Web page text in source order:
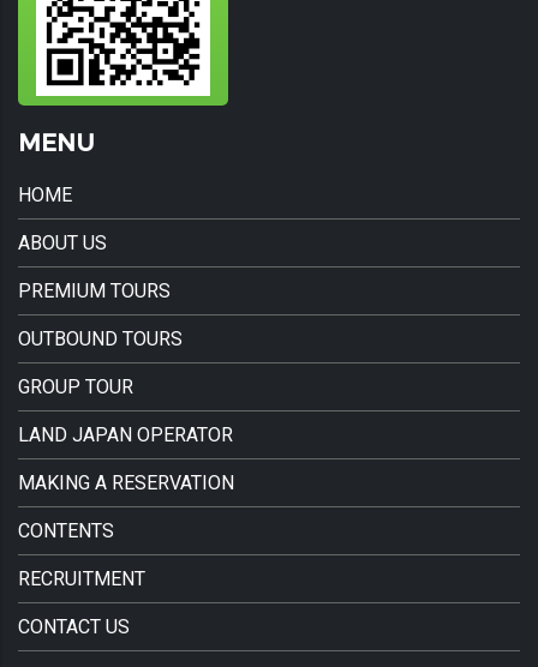
MENU
HOME
ABOUT US
PREMIUM TOURS
OUTBOUND TOURS
GROUP TOUR
LAND JAPAN OPERATOR
MAKING A RESERVATION
CONTENTS
RECRUITMENT
CONTACT US